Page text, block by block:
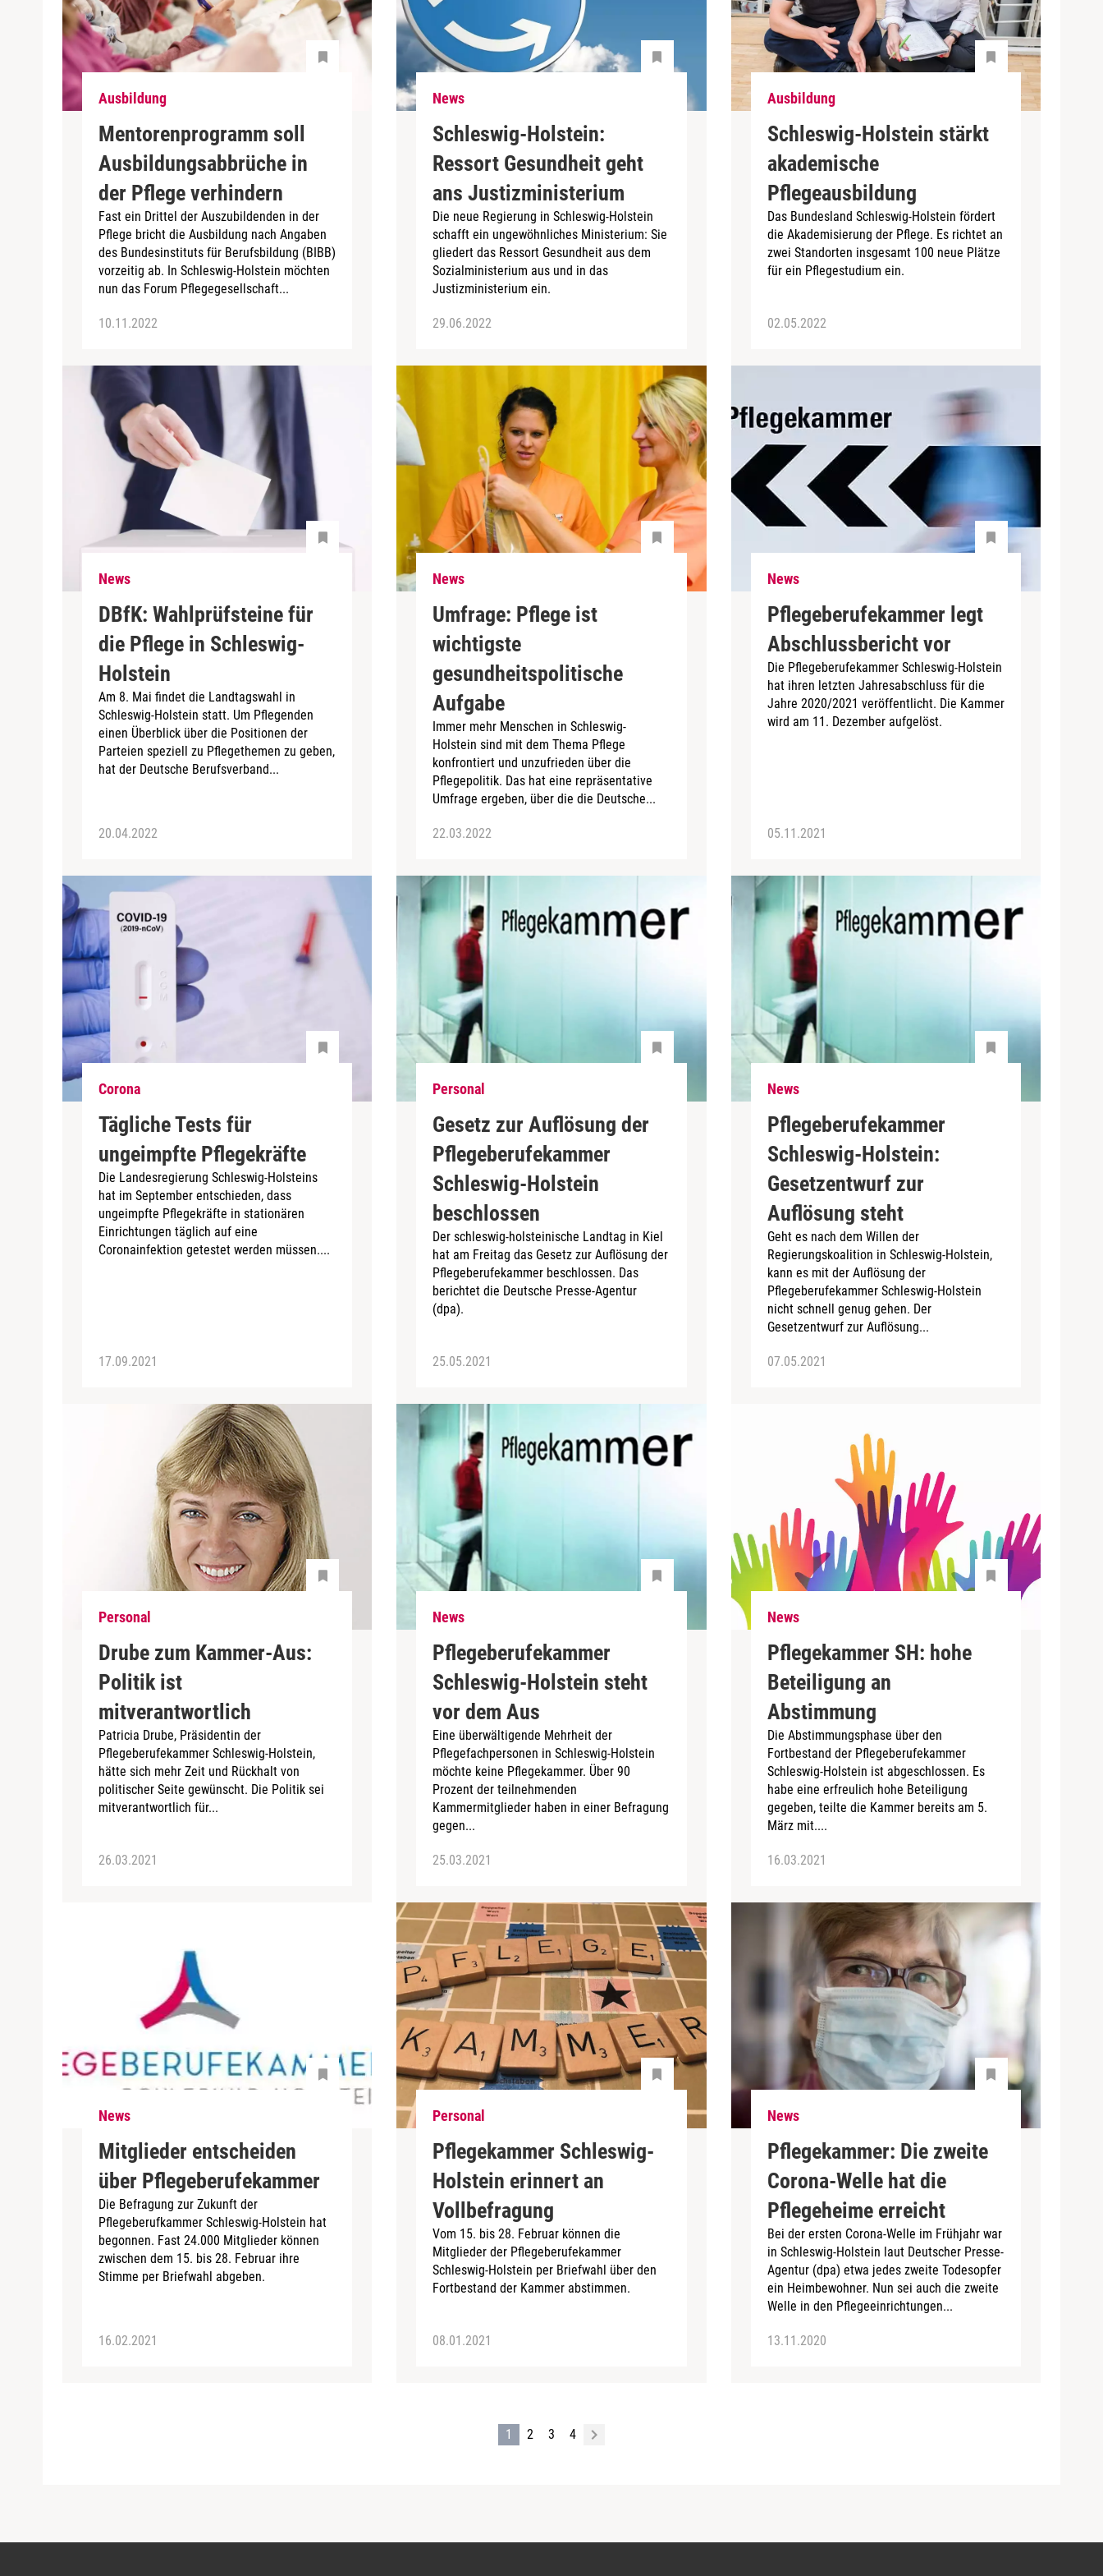
Ausbildung
Mentorenprogramm soll
Ausbildungsabbrüche in
der Pflege verhindern
Fast ein Drittel der Auszubildenden in der
Pflege bricht die Ausbildung nach Angaben
des Bundesinstituts für Berufsbildung (BIBB)
vorzeitig ab. In Schleswig-Holstein möchten
nun das Forum Pflegegesellschaft...
10.11.2022
News
Schleswig-Holstein:
Ressort Gesundheit geht
ans Justizministerium
Die neue Regierung in Schleswig-Holstein
schafft ein ungewöhnliches Ministerium: Sie
gliedert das Ressort Gesundheit aus dem
Sozialministerium aus und in das
Justizministerium ein.
29.06.2022
Ausbildung
Schleswig-Holstein stärkt
akademische
Pflegeausbildung
Das Bundesland Schleswig-Holstein fördert
die Akademisierung der Pflege. Es richtet an
zwei Standorten insgesamt 100 neue Plätze
für ein Pflegestudium ein.
02.05.2022
News
DBfK: Wahlprüfsteine für
die Pflege in Schleswig-
Holstein
Am 8. Mai findet die Landtagswahl in
Schleswig-Holstein statt. Um Pflegenden
einen Überblick über die Positionen der
Parteien speziell zu Pflegethemen zu geben,
hat der Deutsche Berufsverband...
20.04.2022
News
Umfrage: Pflege ist
wichtigste
gesundheitspolitische
Aufgabe
Immer mehr Menschen in Schleswig-
Holstein sind mit dem Thema Pflege
konfrontiert und unzufrieden über die
Pflegepolitik. Das hat eine repräsentative
Umfrage ergeben, über die die Deutsche...
22.03.2022
News
Pflegeberufekammer legt
Abschlussbericht vor
Die Pflegeberufekammer Schleswig-Holstein
hat ihren letzten Jahresabschluss für die
Jahre 2020/2021 veröffentlicht. Die Kammer
wird am 11. Dezember aufgelöst.
05.11.2021
Corona
Tägliche Tests für
ungeimpfte Pflegekräfte
Die Landesregierung Schleswig-Holsteins
hat im September entschieden, dass
ungeimpfte Pflegekräfte in stationären
Einrichtungen täglich auf eine
Coronainfektion getestet werden müssen....
17.09.2021
Personal
Gesetz zur Auflösung der
Pflegeberufekammer
Schleswig-Holstein
beschlossen
Der schleswig-holsteinische Landtag in Kiel
hat am Freitag das Gesetz zur Auflösung der
Pflegeberufekammer beschlossen. Das
berichtet die Deutsche Presse-Agentur
(dpa).
25.05.2021
News
Pflegeberufekammer
Schleswig-Holstein:
Gesetzentwurf zur
Auflösung steht
Geht es nach dem Willen der
Regierungskoalition in Schleswig-Holstein,
kann es mit der Auflösung der
Pflegeberufekammer Schleswig-Holstein
nicht schnell genug gehen. Der
Gesetzentwurf zur Auflösung...
07.05.2021
Personal
Drube zum Kammer-Aus:
Politik ist
mitverantwortlich
Patricia Drube, Präsidentin der
Pflegeberufekammer Schleswig-Holstein,
hätte sich mehr Zeit und Rückhalt von
politischer Seite gewünscht. Die Politik sei
mitverantwortlich für...
26.03.2021
News
Pflegeberufekammer
Schleswig-Holstein steht
vor dem Aus
Eine überwältigende Mehrheit der
Pflegefachpersonen in Schleswig-Holstein
möchte keine Pflegekammer. Über 90
Prozent der teilnehmenden
Kammermitglieder haben in einer Befragung
gegen...
25.03.2021
News
Pflegekammer SH: hohe
Beteiligung an
Abstimmung
Die Abstimmungsphase über den
Fortbestand der Pflegeberufekammer
Schleswig-Holstein ist abgeschlossen. Es
habe eine erfreulich hohe Beteiligung
gegeben, teilte die Kammer bereits am 5.
März mit....
16.03.2021
News
Mitglieder entscheiden
über Pflegeberufekammer
Die Befragung zur Zukunft der
Pflegeberufkammer Schleswig-Holstein hat
begonnen. Fast 24.000 Mitglieder können
zwischen dem 15. bis 28. Februar ihre
Stimme per Briefwahl abgeben.
16.02.2021
Personal
Pflegekammer Schleswig-
Holstein erinnert an
Vollbefragung
Vom 15. bis 28. Februar können die
Mitglieder der Pflegeberufekammer
Schleswig-Holstein per Briefwahl über den
Fortbestand der Kammer abstimmen.
08.01.2021
News
Pflegekammer: Die zweite
Corona-Welle hat die
Pflegeheime erreicht
Bei der ersten Corona-Welle im Frühjahr war
in Schleswig-Holstein laut Deutscher Presse-
Agentur (dpa) etwa jedes zweite Todesopfer
ein Heimbewohner. Nun sei auch die zweite
Welle in den Pflegeeinrichtungen...
13.11.2020
1 2 3 4